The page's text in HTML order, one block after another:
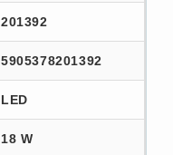
201392
5905378201392
LED
18 W